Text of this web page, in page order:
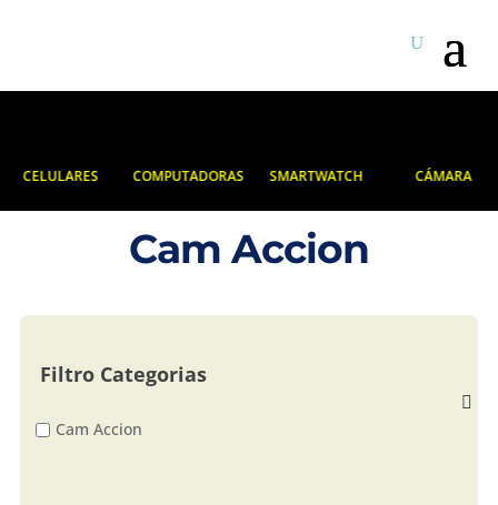
CELULARES COMPUTADORAS SMARTWATCH CÁMARA
Cam Accion
Filtro Categorias
Cam Accion